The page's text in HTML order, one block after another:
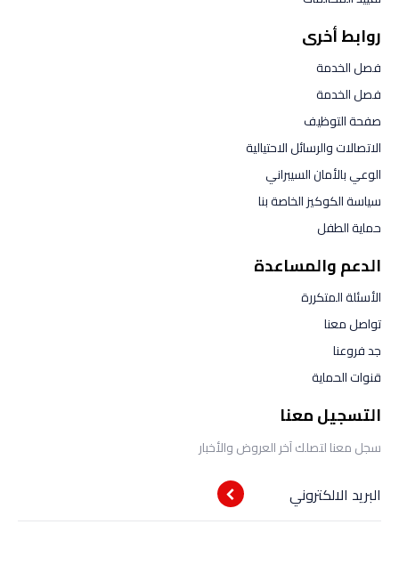
روابط أخرى
فصل الخدمة
فصل الخدمة
صفحة التوظيف
الاتصالات والرسائل الاحتيالية
الوعي بالأمان السيبراني
سياسة الكوكيز الخاصة بنا
حماية الطفل
الدعم والمساعدة
الأسئلة المتكررة
تواصل معنا
جد فروعنا
قنوات الحماية
التسجيل معنا
سجل معنا لتصلك آخر العروض والأخبار
البريد الالكتروني